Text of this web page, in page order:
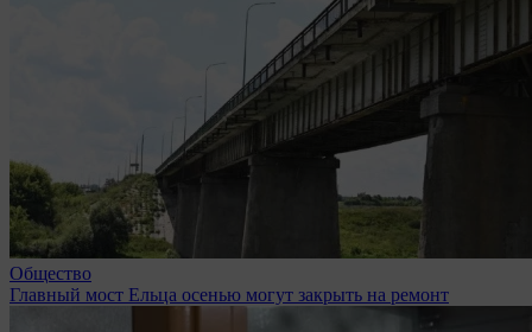
Общество
Главный мост Ельца осенью могут закрыть на ремонт